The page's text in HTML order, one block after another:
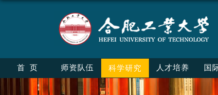
首页 师资队伍 科学研究 人才培养 国